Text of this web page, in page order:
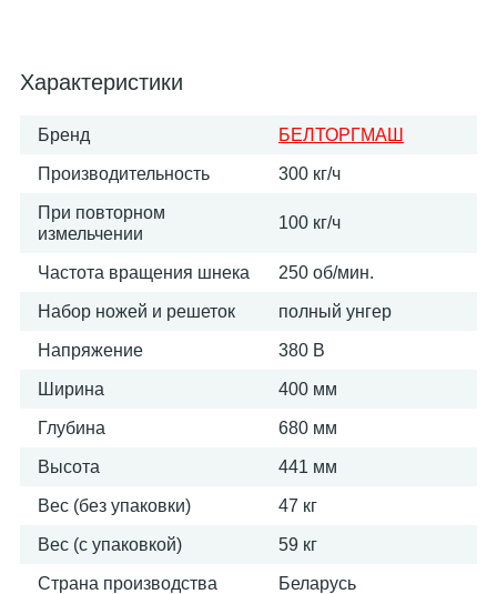
Характеристики
Бренд БЕЛТОРГМАШ
Производительность 300 кг/ч
При повторном
измельчении
100 кг/ч
Частота вращения шнека 250 об/мин.
Набор ножей и решеток полный унгер
Напряжение 380 В
Ширина 400 мм
Глубина 680 мм
Высота 441 мм
Вес (без упаковки) 47 кг
Вес (с упаковкой) 59 кг
Страна производства Беларусь